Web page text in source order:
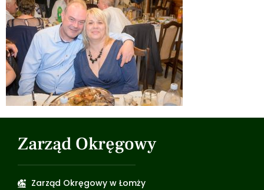
Zarząd Okręgowy
Zarząd Okręgowy w Łomży